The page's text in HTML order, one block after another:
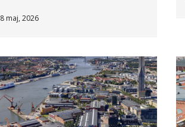
8 maj, 2026